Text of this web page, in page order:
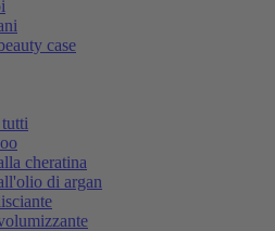
case
cheratina
di argan